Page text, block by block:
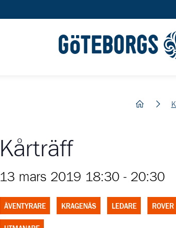
GÖTEBORGS
hem
Kårträff
13 mars 2019 18:30 - 20:30
ÄVENTYRARE KRAGENÄS LEDARE ROVER